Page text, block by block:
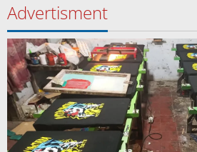
Advertisment